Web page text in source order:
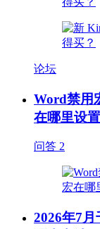
论坛
Word禁用
在哪里设
问答 2
2026年7